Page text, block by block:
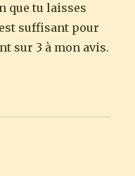
que tu laisses
suffisant pour
sur 3 à mon avis.